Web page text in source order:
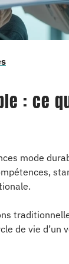
: ce
mode
de vie